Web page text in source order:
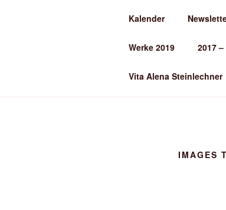
ALENA
Kalender
Werke 2019 2017
Vita Alena Steinlechner
IMAGES